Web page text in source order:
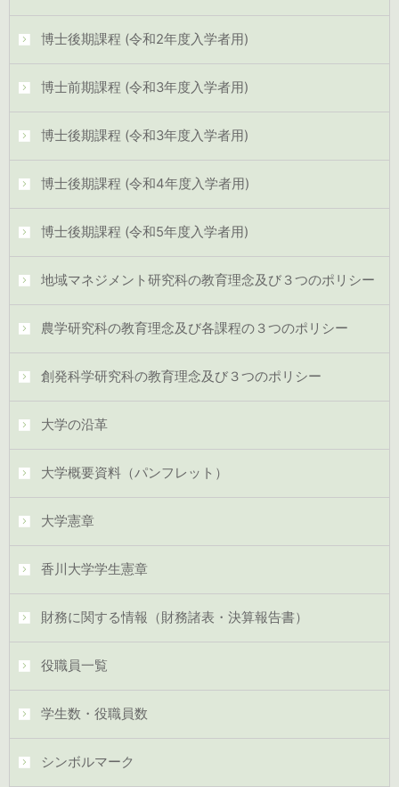
博士後期課程 (令和2年度入学者用)
博士前期課程 (令和3年度入学者用)
博士後期課程 (令和3年度入学者用)
博士後期課程 (令和4年度入学者用)
博士後期課程 (令和5年度入学者用)
地域マネジメント研究科の教育理念及び３つのポリシー
農学研究科の教育理念及び各課程の３つのポリシー
創発科学研究科の教育理念及び３つのポリシー
大学の沿革
大学概要資料（パンフレット）
大学憲章
香川大学学生憲章
財務に関する情報（財務諸表・決算報告書）
役職員一覧
学生数・役職員数
シンボルマーク